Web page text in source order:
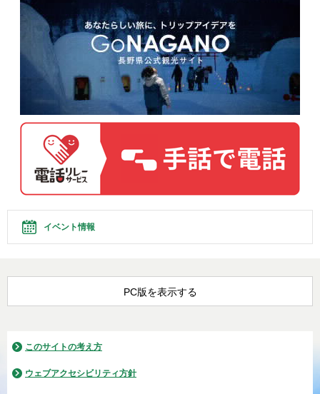
イベント情報
PC版を表示する
このサイトの考え方
ウェブアクセシビリティ方針